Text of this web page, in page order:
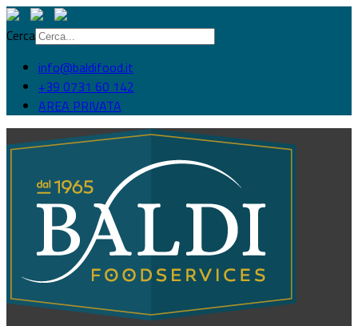
Cerca
info@baldifood.it
+39 0731 60 142
AREA PRIVATA